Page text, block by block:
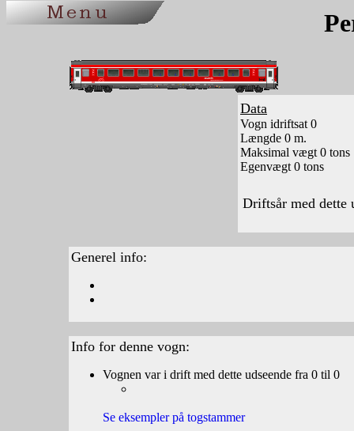
Data
Vogn idriftsat 0
Længde 0 m.
Maksimal vægt 0 tons
Egenvægt 0 tons
Driftsår med dette
Generel info:
Info for denne vogn:
Vognen var i drift med dette udseende fra 0 til 0
Se eksempler på togstammer